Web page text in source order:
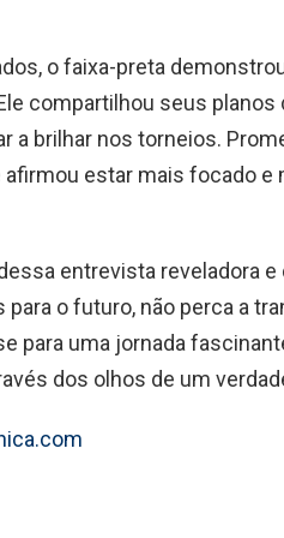
o faixa-preta
compartilhou seus planos
a brilhar nos torneios.
estar mais focado e
entrevista reveladora
o futuro, não perca a
para uma jornada
dos olhos de um